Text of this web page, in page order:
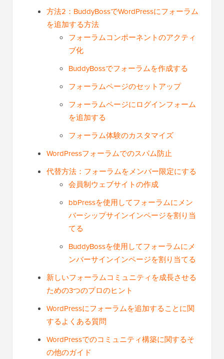
方法2：BuddyBossでWordPressにフォーラム
を追加する方法
フォーラムコンポーネントのアクティ
ブ化
BuddyBossでフォーラムを作成する
フォーラムページのセットアップ
フォーラムページにログインフォーム
を追加する
フォーラム体験のカスタマイズ
WordPressフォーラムでのスパム防止
代替方法：フォーラムをメンバー限定にする
会員制ウェブサイトの作成
bbPressを使用してフォーラムにメン
バーシップサインインページを割り当
てる
BuddyBossを使用してフォーラムにメ
ンバーサインインページを割り当てる
新しいフォーラムコミュニティを成長させる
ための3つのプロのヒント
WordPressにフォーラムを追加することに関
するよくある質問
WordPressでのコミュニティ構築に関するそ
の他のガイド